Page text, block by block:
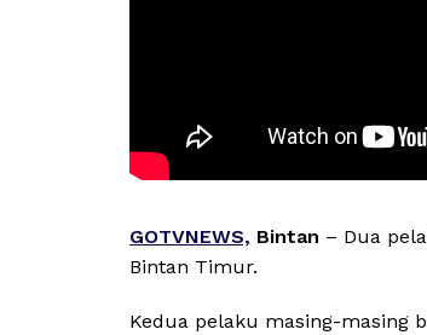
GOTVNEWS, Bintan – Dua
Bintan Timur.
Kedua pelaku masing-masing